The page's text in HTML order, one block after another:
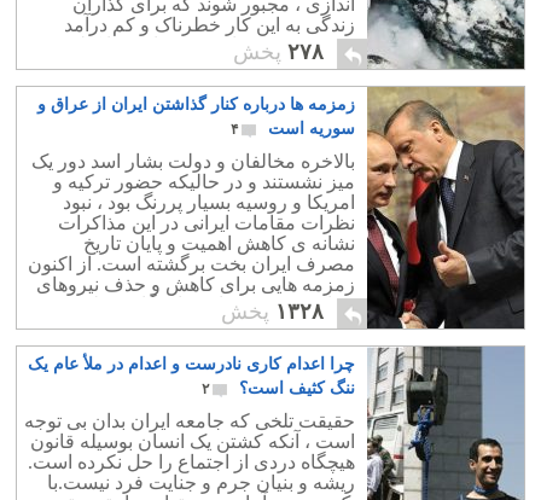
اندازی ، مجبور شوند که برای گذاران
زندگی به این کار خطرناک و کم درآمد
دست بزنند. برداشتن یک بار دهها کیلویی در
کوه و کمر ، در باران و برف یک سوی
داستان است و تیر اندازی نیروهای مرزبان
سوی دیگر این داستان غم انگیز است. سال
95 یکی از سخت ترین سالها برای کردهای
مرزنشین بود . رژیم دزد و جنایتکار به بهانه
مبارزه با داعش این هموطنان بی آزار و
فقیر را یک به یک کُشت تا بیش از 70
هموطن ما در سکوت خبری تنها در یک
سال کشته شوند.
۲۷۸ پخش
زمزمه ها درباره کنار گذاشتن ایران از عراق و
سوریه است
۴
بالاخره مخالفان و دولت بشار اسد دور یک
میز نشستند و در حالیکه حضور ترکیه و
امریکا و روسیه بسیار پررنگ بود ، نبود
نظرات مقامات ایرانی در این مذاکرات
نشانه ی کاهش اهمیت و پایان تاریخ
مصرف ایران بخت برگشته است. از اکنون
زمزمه هایی برای کاهش و حذف نیروهای
سپاه قدس در میان نمایندگان مجلس
عراق شنیده می شود . مقامات عراقی هم
در پاسخ به امریکا از خروج سپاه قدس
تلویحاً سخن گفتند. تکلیف میلیاردها دلار
مردم فقیر و بدبخت ایران که در این دو
کشور هم خرج شده مشخص است : اصولاً
جمهوری اسلامی کاری به منافع ملت ایران
نداشته و ندارد!
۱۳۲۸ پخش
چرا اعدام کاری نادرست و اعدام در ملأ عام یک
ننگ کثیف است؟
۲
حقیقت تلخی که جامعه ایران بدان بی توجه
است ، آنکه کشتن یک انسان بوسیله قانون
هیچگاه دردی از اجتماع را حل نکرده است.
ریشه و بنیان جرم و جنایت فرد نیست.با